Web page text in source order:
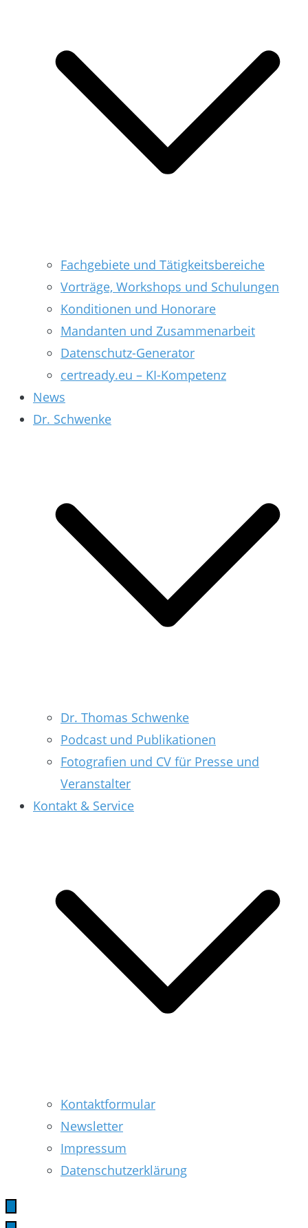
Fachgebiete und Tätigkeitsbereiche
Vorträge, Workshops und Schulungen
Konditionen und Honorare
Mandanten und Zusammenarbeit
Datenschutz-Generator
certready.eu – KI-Kompetenz
News
Dr. Schwenke
Dr. Thomas Schwenke
Podcast und Publikationen
Fotografien und CV für Presse und
Veranstalter
Kontakt & Service
Kontaktformular
Newsletter
Impressum
Datenschutzerklärung